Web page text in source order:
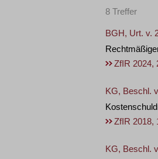
8 Treffer
BGH, Urt. v.
ZfIR 2024,
KG, Beschl.
ZfIR 2018,
KG, Beschl.